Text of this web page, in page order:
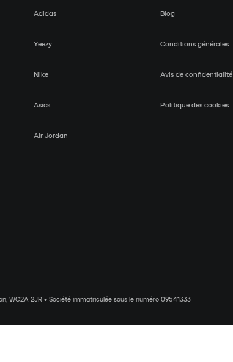
Adidas
Yeezy
Nike
Asics
Air Jordan
Blog
Conditions générales
Avis de confidentialité
Politique des cookies
WC2A 2JR • Société immatriculée sous le numéro 09541333